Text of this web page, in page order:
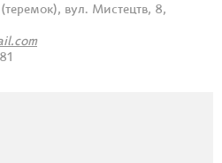
вул. Мистецтв, 8,